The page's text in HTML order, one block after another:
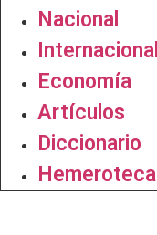
Nacional
Internacional
Economía
Artículos
Diccionario
Hemeroteca